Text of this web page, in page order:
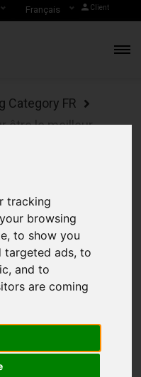
tracking
browsing
to show you
targeted ads, to
and to
are coming
Français Client
Category FR
être le meilleur